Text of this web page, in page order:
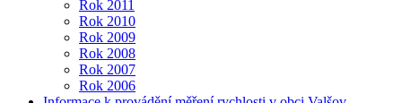
Rok 2011
Rok 2010
Rok 2009
Rok 2008
Rok 2007
Rok 2006